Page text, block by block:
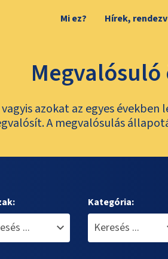
Mi ez? Hírek,
azokat az egyes
A megvalósulás
Kategória: